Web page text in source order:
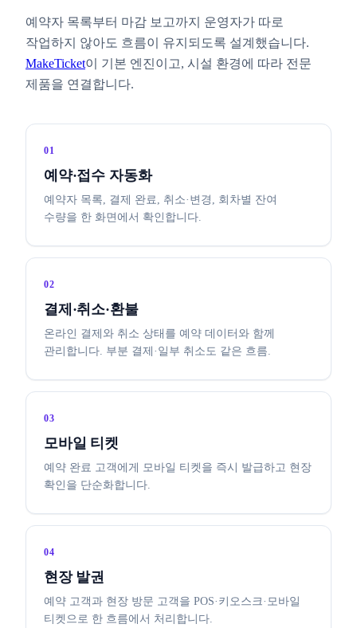
예약자 목록부터 마감 보고까지 운영자가 따로
작업하지 않아도 흐름이 유지되도록 설계했습니다.
MakeTicket이 기본 엔진이고, 시설 환경에 따라 전문
제품을 연결합니다.
01
예약·접수 자동화
예약자 목록, 결제 완료, 취소·변경, 회차별 잔여
수량을 한 화면에서 확인합니다.
02
결제·취소·환불
온라인 결제와 취소 상태를 예약 데이터와 함께
관리합니다. 부분 결제·일부 취소도 같은 흐름.
03
모바일 티켓
예약 완료 고객에게 모바일 티켓을 즉시 발급하고 현장
확인을 단순화합니다.
04
현장 발권
예약 고객과 현장 방문 고객을 POS·키오스크·모바일
티켓으로 한 흐름에서 처리합니다.